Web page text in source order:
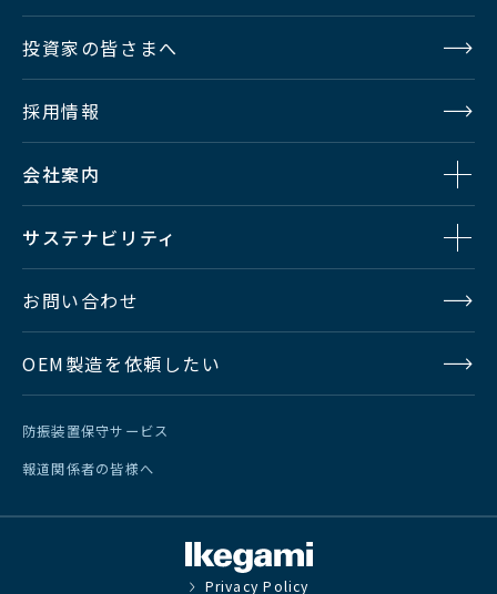
投資家の皆さまへ
採用情報
会社案内
サステナビリティ
お問い合わせ
OEM製造を依頼したい
防振装置保守サービス
報道関係者の皆様へ
Privacy Policy